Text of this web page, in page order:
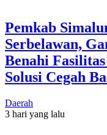
Pemkab
Serbelawan,
Benahi
Solusi Cegah
Daerah
3 hari yang lalu